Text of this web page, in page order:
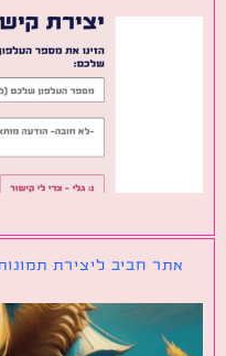
חביב ליצירת תמונות